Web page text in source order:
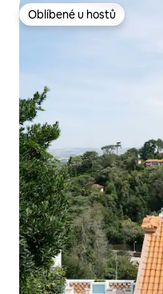
Oblíbené u hostů
Oblíbené u hostů